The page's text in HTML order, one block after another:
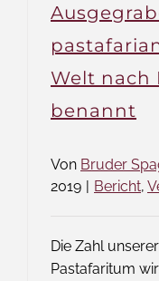
Welt nach
benannt
Von Bruder
2019 | Bericht,
Die Zahl
Pastafaritum